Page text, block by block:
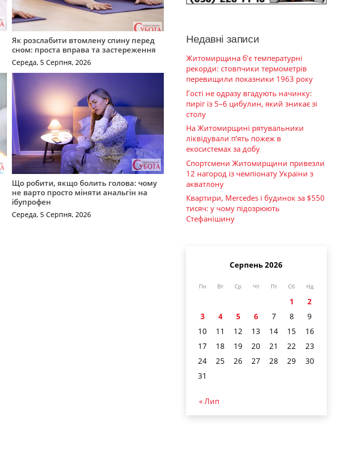
Як розслабити втомлену спину перед
сном: проста вправа та застереження
Середа, 5 Серпня, 2026
Що робити, якщо болить голова: чому
не варто просто міняти анальгін на
ібупрофен
Середа, 5 Серпня, 2026
Недавні записи
Житомирщина б’є температурні
рекорди: стовпчики термометрів
перевищили показники 1963 року
Гості не одразу вгадують начинку:
пиріг із 5–6 цибулин, який зникає зі
столу
На Житомирщині рятувальники
ліквідували п’ять пожеж в
екосистемах за добу
Спортсмени Житомирщини привезли
12 нагород із чемпіонату України з
акватлону
Квартири, Mercedes і будинок за $550
тисяч: у чому підозрюють
Стефанішину
Серпень 2026
Пн Вт Ср Чт Пт Сб Нд
1
2
3
4 5 6 7 8
9
10
11 12 13 14 15
16
17
18 19 20 21 22
23
24
25 26 27 28 29
30
31
« Лип